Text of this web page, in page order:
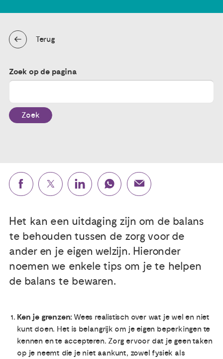
Nieuws
Publicaties
Ervaringsdeskundigheid
Contact
Terug
Zoek op de pagina
Zoek
Het kan een uitdaging zijn om de balans
te behouden tussen de zorg voor de
ander en je eigen welzijn. Hieronder
noemen we enkele tips om je te helpen
de balans te bewaren.
Ken je grenzen:Wees realistisch over wat je wel en niet
kunt doen. Het is belangrijk om je eigen beperkingen te
kennen en te accepteren. Zorg ervoor dat je geen taken
op je neemt die je niet aankunt, zowel fysiek als